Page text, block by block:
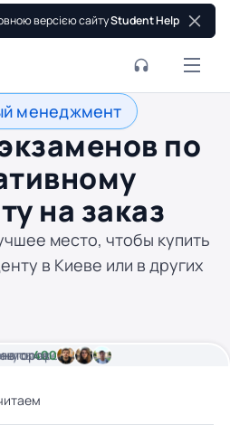
версією сайтуStudent Help
менеджмент
по
на заказ
место, чтобы купить
в Киеве или в других
времени
от400 грн